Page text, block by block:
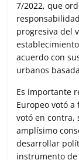
7/2022, que
progresiva del
acuerdo con
urbanos
Es importante
Europeo votó a
votó en contra,
amplísimo
desarrollar
instrumento